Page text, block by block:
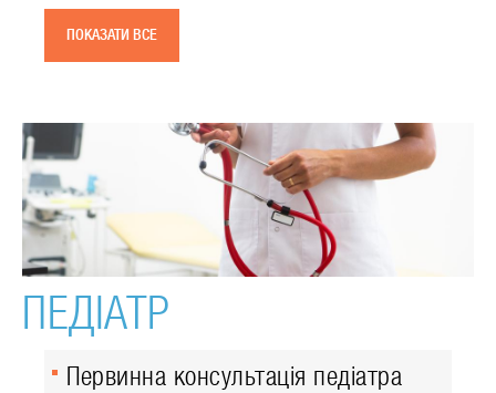
ПОКАЗАТИ ВСЕ
ПЕДІАТР
Первинна консультація педіатра